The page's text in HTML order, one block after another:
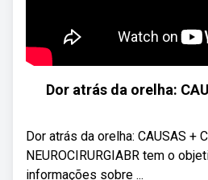
Dor atrás da orelha:
Dor atrás da orelha: CAUSAS +
NEUROCIRURGIABR tem o
informações sobre ...